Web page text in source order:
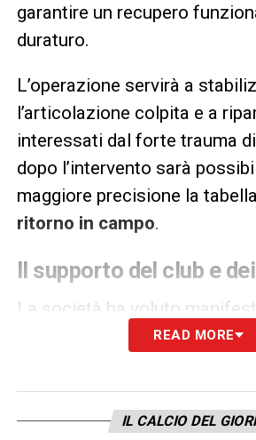
garantire un recupero
duraturo.
L’operazione servirà a
l’articolazione colpita e a
interessati dal forte trauma
dopo l’intervento sarà
maggiore precisione la
ritorno in campo.
Il supporto del club e
La società ha voluto
immediatamente la propria
di affetto:“Ti mandiamo
incoraggiamento e tanta
READ MORE
IL CALCIO DEL